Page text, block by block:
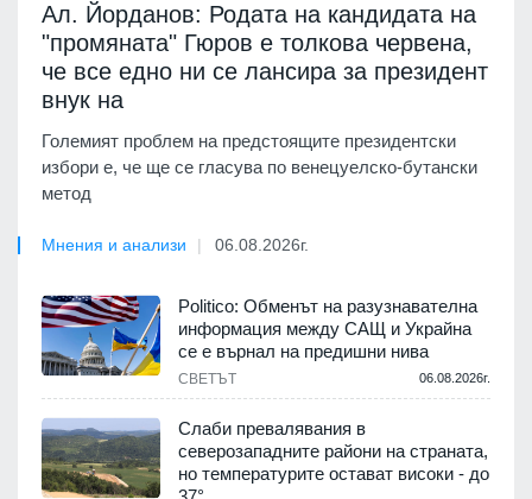
Ал. Йорданов: Родата на кандидата на
"промяната" Гюров е толкова червена,
че все едно ни се лансира за президент
внук на
Големият проблем на предстоящите президентски
избори е, че ще се гласува по венецуелско-бутански
метод
Мнения и анализи 06.08.2026г.
Politico: Обменът на разузнавателна
информация между САЩ и Украйна
се е върнал на предишни нива
СВЕТЪТ 06.08.2026г.
Слаби превалявания в
северозападните райони на страната,
но температурите остават високи - до